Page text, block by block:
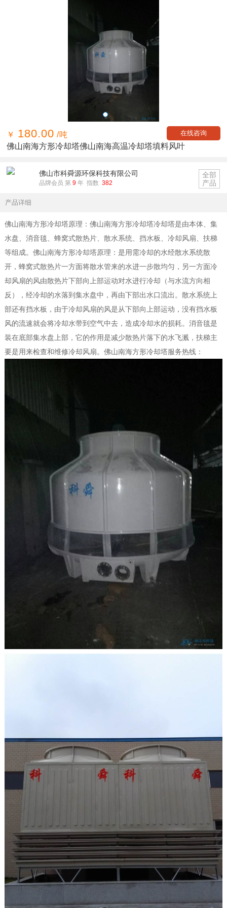
￥ 180.00 /吨 在线咨询
佛山南海方形冷却塔佛山南海高温冷却塔填料风叶
佛山市科舜源环保科技有限公司
品牌会员 第 9 年 指数 382
全部
产品
产品详细
佛山南海方形冷却塔原理：佛山南海方形冷却塔冷却塔是由本体、集
水盘、消音毯、蜂窝式散热片、散水系统、挡水板、冷却风扇、扶梯
等组成。佛山南海方形冷却塔原理：是用需冷却的水经散水系统散
开，蜂窝式散热片一方面将散水管来的水进一步散均匀，另一方面冷
却风扇的风由散热片下部向上部运动对水进行冷却（与水流方向相
反），经冷却的水落到集水盘中，再由下部出水口流出。散水系统上
部还有挡水板，由于冷却风扇的风是从下部向上部运动，没有挡水板
风的流速就会将冷却水带到空气中去，造成冷却水的损耗。消音毯是
装在底部集水盘上部，它的作用是减少散热片落下的水飞溅，扶梯主
要是用来检查和维修冷却风扇。佛山南海方形冷却塔服务热线：